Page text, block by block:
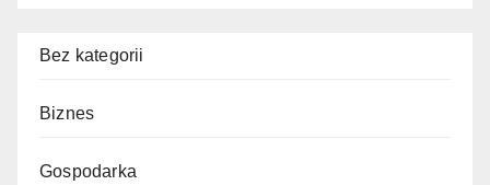
Bez kategorii
Biznes
Gospodarka